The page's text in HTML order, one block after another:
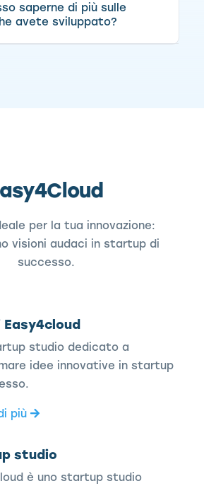
saperne di più sulle
avete sviluppato?
per la tua innovazione:
visioni audaci in startup di
successo.
studio dedicato a
idee innovative in startup
più
studio
è uno startup studio